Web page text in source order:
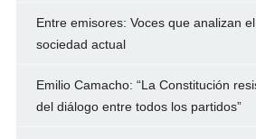
Entre emisores: Voces que analizan
sociedad actual
Emilio Camacho: “La Constitución
del diálogo entre todos los partidos”